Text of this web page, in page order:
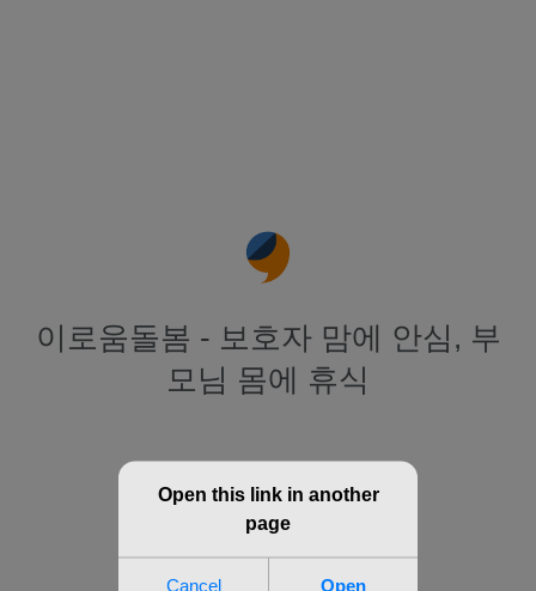
이로움돌봄 - 보호자 맘에 안심, 부
모님 몸에 휴식